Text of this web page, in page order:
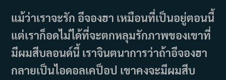
แม้ว่าเราจะรัก อีจองฮา เหมือนที่เป็นอยู่ตอนนี้
แต่เราก็อดไม่ได้ที่จะตกหลุมรักภาพของเขาที่
มีผมสีบลอนด์นี้ เราจินตนาการว่าถ้าอีจองฮา
กลายเป็นไอดอลเคป็อป เขาคงจะมีผมสีบ